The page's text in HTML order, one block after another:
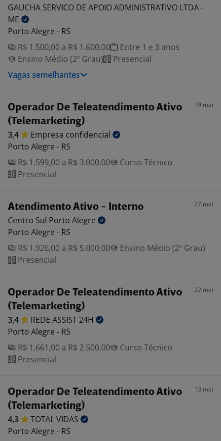
GAUCHA SERVICO DE APOIO ADMINISTRATIVO LTDA -
ME
Porto Alegre - RS
R$ 1.500,00 a R$ 1.600,00
Entre 1 e 3 anos
Ensino Médio (2º Grau)
Presencial
Vagas semelhantes
Operador De Teleatendimento Ativo
(Telemarketing)
19 mai
3,4 Empresa confidencial
Porto Alegre - RS
R$ 1.599,00 a R$ 3.000,00
Curso Técnico
Presencial
Atendimento Ativo - Interno 27 mai
Centro Sul Porto Alegre
Porto Alegre - RS
R$ 1.926,00 a R$ 5.000,00
Ensino Médio (2º Grau)
Presencial
Operador De Teleatendimento Ativo
(Telemarketing)
22 mai
3,4 REDE ASSIST24H
Porto Alegre - RS
R$ 1.661,00 a R$ 2.500,00
Curso Técnico
Presencial
Operador De Teleatendimento Ativo
(Telemarketing)
13 mai
4,3 TOTALVIDAS
Porto Alegre - RS